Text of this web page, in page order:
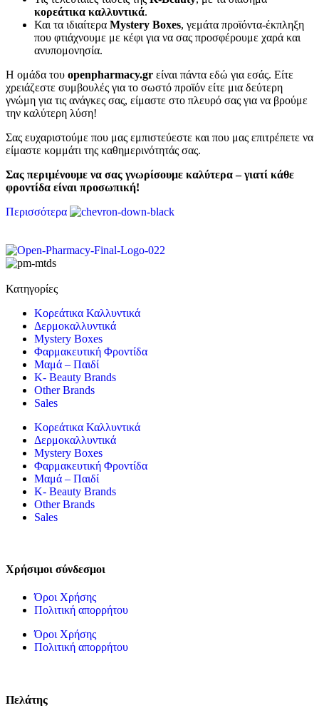
κορεάτικα καλλυντικά.
Και τα ιδιαίτερα Mystery Boxes, γεμάτα προϊόντα-έκπληξη
που φτιάχνουμε με κέφι για να σας προσφέρουμε χαρά και
ανυπομονησία.
Η ομάδα του openpharmacy.gr είναι πάντα εδώ για εσάς. Είτε
χρειάζεστε συμβουλές για το σωστό προϊόν είτε μια δεύτερη
γνώμη για τις ανάγκες σας, είμαστε στο πλευρό σας για να βρούμε
την καλύτερη λύση!
Σας ευχαριστούμε που μας εμπιστεύεστε και που μας επιτρέπετε να
είμαστε κομμάτι της καθημερινότητάς σας.
Σας περιμένουμε να σας γνωρίσουμε καλύτερα – γιατί κάθε
φροντίδα είναι προσωπική!
Περισσότερα
Κατηγορίες
Κορεάτικα Καλλυντικά
Δερμοκαλλυντικά
Mystery Boxes
Φαρμακευτική Φροντίδα
Μαμά – Παιδί
K- Beauty Brands
Other Brands
Sales
Κορεάτικα Καλλυντικά
Δερμοκαλλυντικά
Mystery Boxes
Φαρμακευτική Φροντίδα
Μαμά – Παιδί
K- Beauty Brands
Other Brands
Sales
Χρήσιμοι σύνδεσμοι
Όροι Χρήσης
Πολιτική απορρήτου
Όροι Χρήσης
Πολιτική απορρήτου
Πελάτης